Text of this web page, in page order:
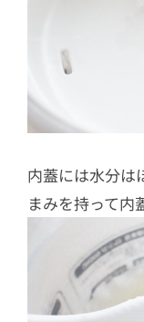
内蓋には水分は
まみを持って内